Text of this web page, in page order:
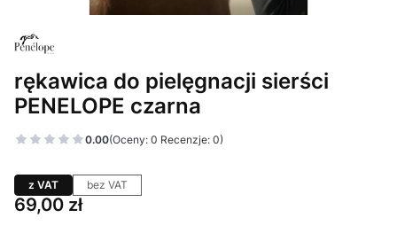
rękawica do pielęgnacji sierści
PENELOPE czarna
0.00(Oceny: 0 Recenzje: 0)
z VAT bez VAT
Cena
69,00 zł